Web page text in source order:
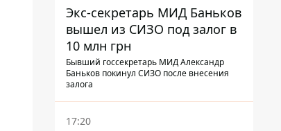
Экс-секретарь МИД Баньков
вышел из СИЗО под залог в
10 млн грн
Бывший госсекретарь МИД Александр
Баньков покинул СИЗО после внесения
залога
17:20